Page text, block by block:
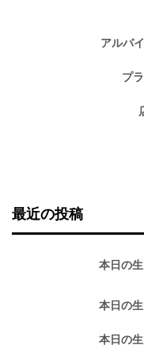
アルバ
プ
最近の投稿
本日の
本日の
本日の